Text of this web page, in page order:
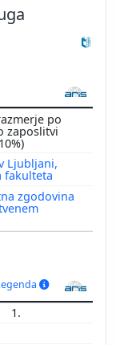
Prikaži več
po
zaposlitvi
Ljubljani,
fakulteta
zgodovina
1.